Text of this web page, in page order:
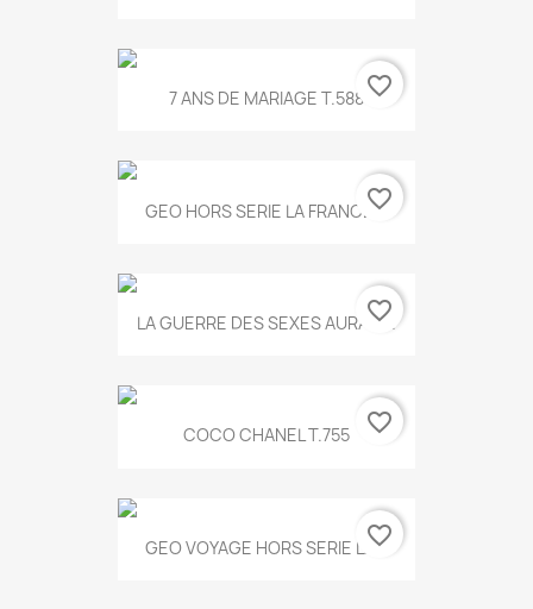
7 ANS DE MARIAGE T.588 favorite_border
GEO HORS SERIE LA FRANCE...
favorite_border
LA GUERRE DES SEXES AURA T...
favorite_border
COCO CHANEL T.755 favorite_border
GEO VOYAGE HORS SERIE LA...
favorite_border